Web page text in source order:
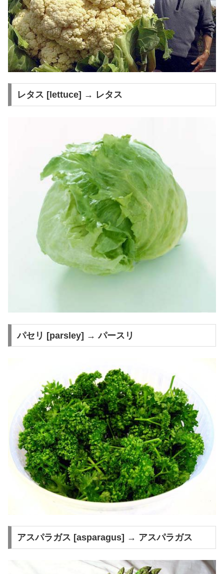
レタス [lettuce] → レタス
パセリ [parsley] → パースリ
アスパラガス [asparagus] → アスパラガス